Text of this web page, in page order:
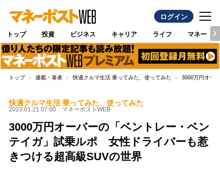
ログイン
トップ 投資 ビジネス キャリア ライフ マネー
トップ 連載・著者 快適クルマ生活 乗ってみた、使ってみた 3000万円オー
快適クルマ生活 乗ってみた、使ってみた
2023.01.21 07:00 マネーポストWEB
3000万円オーバーの「ベントレー・ベン
テイガ」試乗ルポ 女性ドライバーも惹
きつける超高級SUVの世界